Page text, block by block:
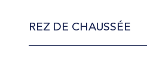
REZ DE CHAUSSÉE